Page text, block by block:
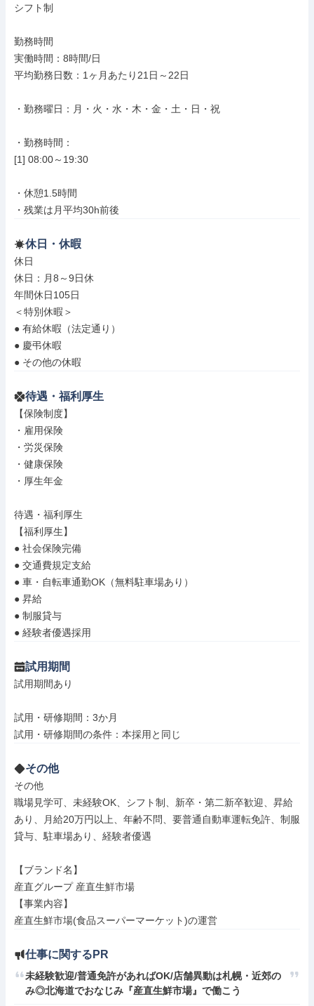
シフト制
勤務時間
実働時間：8時間/日
平均勤務日数：1ヶ月あたり21日～22日
・勤務曜日：月・火・水・木・金・土・日・祝
・勤務時間：
[1] 08:00～19:30
・休憩1.5時間
・残業は月平均30h前後
休日・休暇
休日
休日：月8～9日休
年間休日105日
＜特別休暇＞
● 有給休暇（法定通り）
● 慶弔休暇
● その他の休暇
待遇・福利厚生
【保険制度】
・雇用保険
・労災保険
・健康保険
・厚生年金
待遇・福利厚生
【福利厚生】
● 社会保険完備
● 交通費規定支給
● 車・自転車通勤OK（無料駐車場あり）
● 昇給
● 制服貸与
● 経験者優遇採用
試用期間
試用期間あり
試用・研修期間：3か月
その他
その他
職場見学可、未経験OK、シフト制、新卒・第二新卒歓迎、昇給
あり、月給20万円以上、年齢不問、要普通自動車運転免許、制服
貸与、駐車場あり、経験者優遇
【ブランド名】
産直グループ 産直生鮮市場
【事業内容】
産直生鮮市場(食品スーパーマーケット)の運営
仕事に関するPR
未経験歓迎/普通免許があればOK/店舗異動は札幌・近郊の
み◎北海道でおなじみ『産直生鮮市場』で働こう